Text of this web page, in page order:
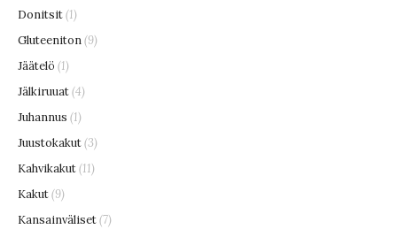
Donitsit(1)
Gluteeniton(9)
Jäätelö (1)
Jälkiruuat(4)
Juhannus (1)
Juustokakut(3)
Kahvikakut(11)
Kakut(9)
Kansainväliset(7)